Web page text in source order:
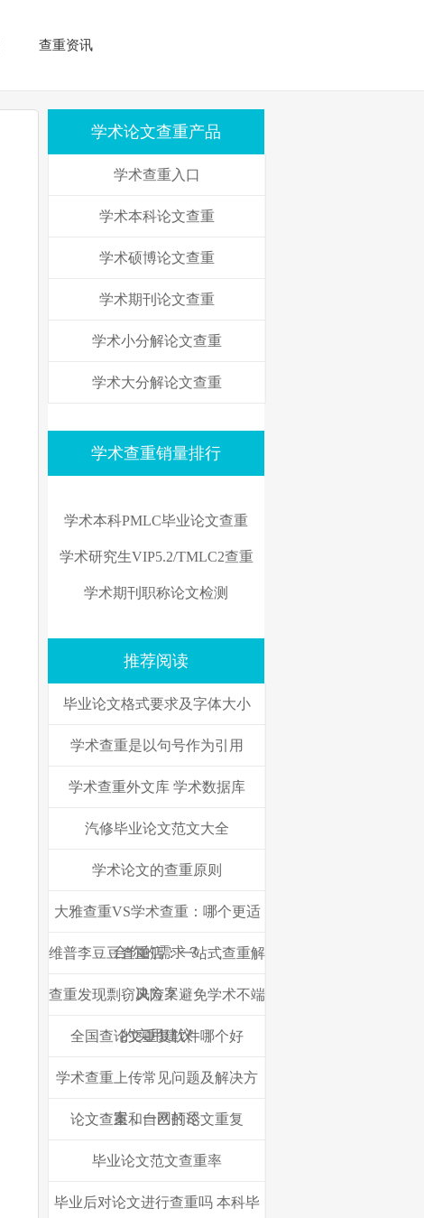
查重资讯
学术论文查重产品
学术查重入口
学术本科论文查重
学术硕博论文查重
学术期刊论文查重
学术小分解论文查重
学术大分解论文查重
学术查重销量排行
学术本科PMLC毕业论文查重
学术研究生VIP5.2/TMLC2查重
学术期刊职称论文检测
推荐阅读
毕业论文格式要求及字体大小
学术查重是以句号作为引用
学术查重外文库 学术数据库
汽修毕业论文范文大全
学术论文的查重原则
大雅查重VS学术查重：哪个更适
合你的需求？
维普李豆豆查重店：一站式查重解
决方案
查重发现剽窃风险？避免学术不端
的实用建议
全国查论文重复软件哪个好
学术查重上传常见问题及解决方
案，一网打尽
论文查重和自己的论文重复
毕业论文范文查重率
毕业后对论文进行查重吗 本科毕